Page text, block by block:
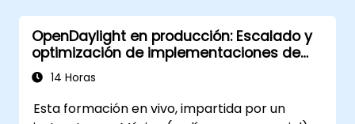
Integrar OpenDaylight con dispositivos
habilitados para SDN y redes existentes.
Diagnosticar problemas y optimizar los
despliegues de OpenDaylight para casos
OpenDaylight en producción: Escalado y
optimización de implementaciones de
SDN14 Horas
Esta formación en vivo, impartida por un